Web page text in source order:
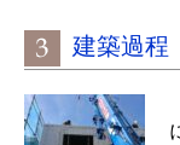
建築過程